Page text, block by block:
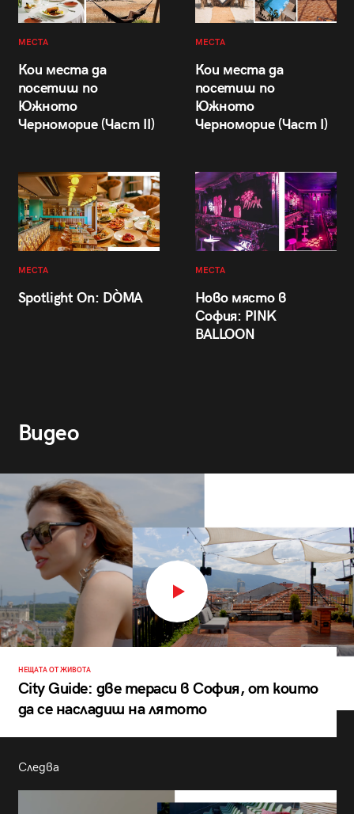
МЕСТА
Кои места да
посетиш по
Южното
Черноморие (Част II)
МЕСТА
Кои места да
посетиш по
Южното
Черноморие (Част I)
МЕСТА
Spotlight On: DÒMA
МЕСТА
Ново място в
София: PINK
BALLOON
Видео
НЕЩАТА ОТ ЖИВОТА
City Guide: две тераси в София, от които
да се насладиш на лятото
Следва